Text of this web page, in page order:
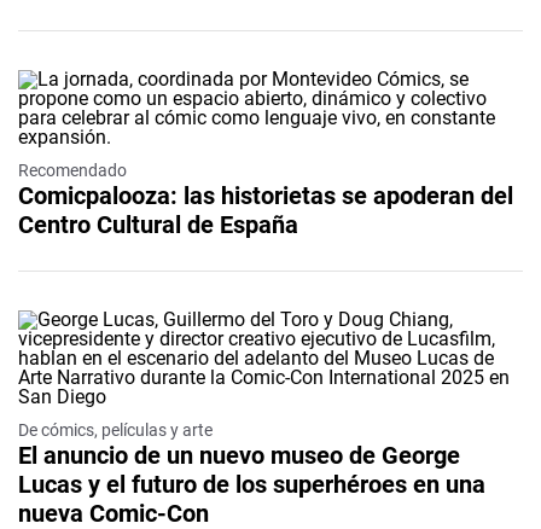
Recomendado
Comicpalooza: las historietas se apoderan del
Centro Cultural de España
De cómics, películas y arte
El anuncio de un nuevo museo de George
Lucas y el futuro de los superhéroes en una
nueva Comic-Con